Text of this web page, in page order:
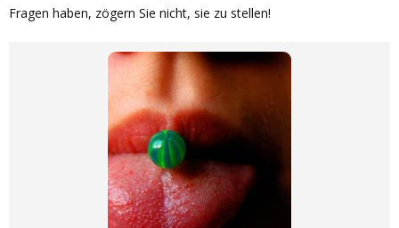
Fragen haben, zögern Sie nicht, sie zu stellen!